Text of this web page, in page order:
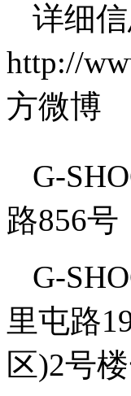
详细
http://
方微博
G-
路856号
G-
里屯路
区)2号